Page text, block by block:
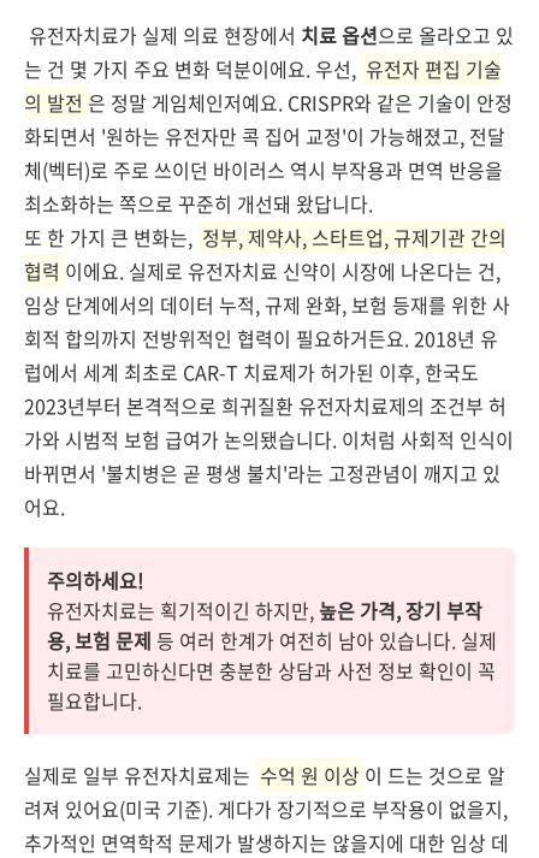
유전자치료가 실제 의료 현장에서 치료 옵션으로 올라오고 있
는 건 몇 가지 주요 변화 덕분이에요. 우선, 유전자 편집 기술
의 발전 은 정말 게임체인저예요. CRISPR와 같은 기술이 안정
화되면서 '원하는 유전자만 콕 집어 교정'이 가능해졌고, 전달
체(벡터)로 주로 쓰이던 바이러스 역시 부작용과 면역 반응을
최소화하는 쪽으로 꾸준히 개선돼 왔답니다.
또 한 가지 큰 변화는, 정부, 제약사, 스타트업, 규제기관 간의
협력 이에요. 실제로 유전자치료 신약이 시장에 나온다는 건,
임상 단계에서의 데이터 누적, 규제 완화, 보험 등재를 위한 사
회적 합의까지 전방위적인 협력이 필요하거든요. 2018년 유
럽에서 세계 최초로 CAR-T 치료제가 허가된 이후, 한국도
2023년부터 본격적으로 희귀질환 유전자치료제의 조건부 허
가와 시범적 보험 급여가 논의됐습니다. 이처럼 사회적 인식이
바뀌면서 '불치병은 곧 평생 불치'라는 고정관념이 깨지고 있
어요.
주의하세요!
유전자치료는 획기적이긴 하지만,높은 가격, 장기 부작
용, 보험 문제 등 여러 한계가 여전히 남아 있습니다. 실제
치료를 고민하신다면 충분한 상담과 사전 정보 확인이 꼭
필요합니다.
실제로 일부 유전자치료제는 수억 원 이상 이 드는 것으로 알
려져 있어요(미국 기준). 게다가 장기적으로 부작용이 없을지,
추가적인 면역학적 문제가 발생하지는 않을지에 대한 임상 데